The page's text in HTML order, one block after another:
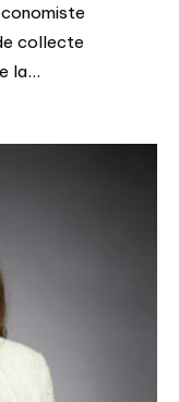
collecte
la...